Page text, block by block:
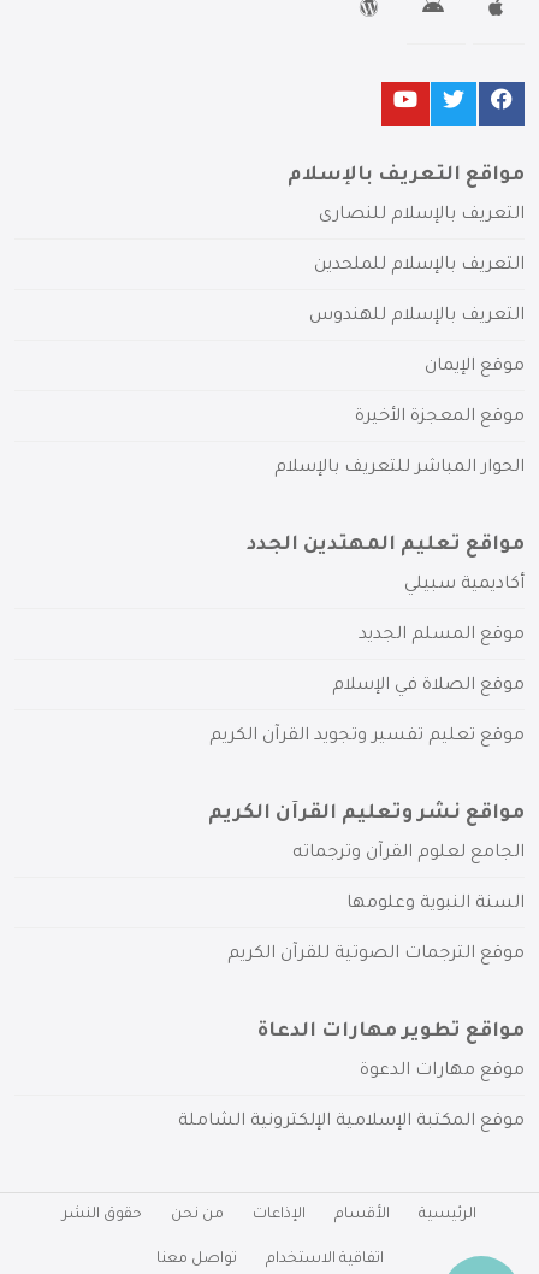
مواقع التعريف بالإسلام
التعريف بالإسلام للنصارى
التعريف بالإسلام للملحدين
التعريف بالإسلام للهندوس
موقع الإيمان
موقع المعجزة الأخيرة
الحوار المباشر للتعريف بالإسلام
مواقع تعليم المهتدين الجدد
أكاديمية سبيلي
موقع المسلم الجديد
موقع الصلاة في الإسلام
موقع تعليم تفسير وتجويد القرآن الكريم
مواقع نشر وتعليم القرآن الكريم
الجامع لعلوم القرآن وترجماته
السنة النبوية وعلومها
موقع الترجمات الصوتية للقرآن الكريم
مواقع تطوير مهارات الدعاة
موقع مهارات الدعوة
موقع المكتبة الإسلامية الإلكترونية الشاملة
الرئيسية الأقسام الإذاعات من نحن حقوق النشر
اتفاقية الاستخدام تواصل معنا